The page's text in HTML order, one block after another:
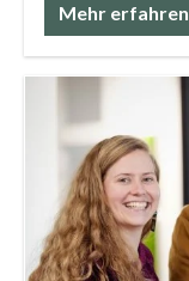
Mehr erfahren